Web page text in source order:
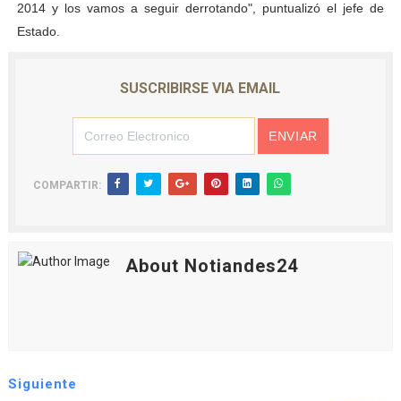
2014 y los vamos a seguir derrotando", puntualizó el jefe de
Estado.
SUSCRIBIRSE VIA EMAIL
COMPARTIR:
About Notiandes24
Siguiente